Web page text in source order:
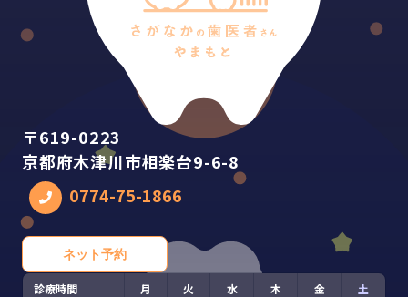
〒619-0223
京都府木津川市相楽台9-6-8
0774-75-1866
ネット予約
診療時間 月 火 水 木 金 土